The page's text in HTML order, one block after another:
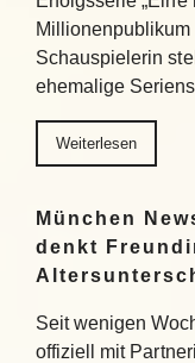
Millionenpublikum
Schauspielerin
ehemalige
Weiterlesen
München
denkt
Seit wenigen
offiziell mit